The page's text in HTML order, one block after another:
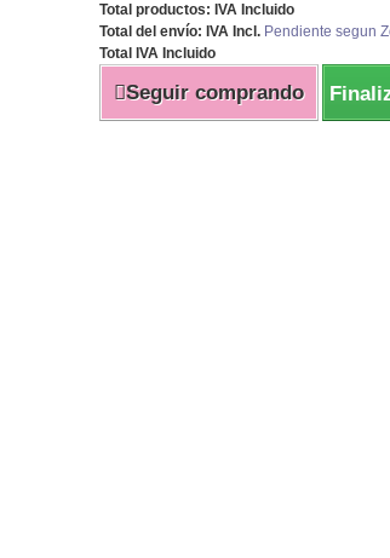
Total productos: IVA Incluido
Total del envío: IVA Incl. Pendiente segun
Total IVA Incluido
Seguir comprando